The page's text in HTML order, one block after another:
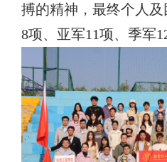
搏的精神，最终个人
8项、亚军11项、季军